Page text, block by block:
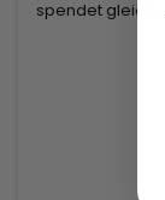
spendet
Soap
Glanz bewahrt